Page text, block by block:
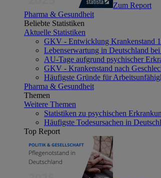
Zum Report
Pharma & Gesundheit
Beliebte Statistiken
Aktuelle Statistiken
GKV - Entwicklung Krankenstand
Lebenserwartung in Deutschland
AU-Tage aufgrund psychischer
GKV - Krankenstand nach
Häufigste Gründe für
Pharma & Gesundheit
Themen
Weitere Themen
Statistiken zu psychischen
Häufigste Todesursachen in
Top Report